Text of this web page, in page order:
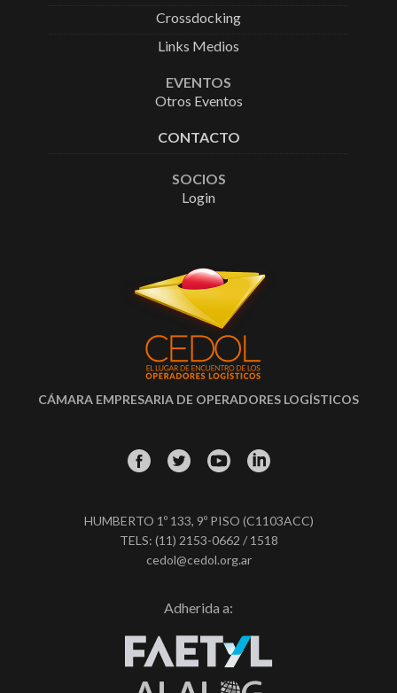
Crossdocking
Links Medios
EVENTOS
Otros Eventos
CONTACTO
SOCIOS
Login
CÁMARA EMPRESARIA DE OPERADORES LOGÍSTICOS
HUMBERTO 1º 133, 9º PISO (C1103ACC)
TELS: (11) 2153-0662 / 1518
cedol@cedol.org.ar
Adherida a: